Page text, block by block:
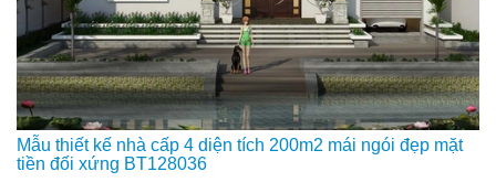
Mẫu thiết kế nhà cấp 4 diện tích 200m2 mái ngói đẹp mặt
tiền đối xứng BT128036